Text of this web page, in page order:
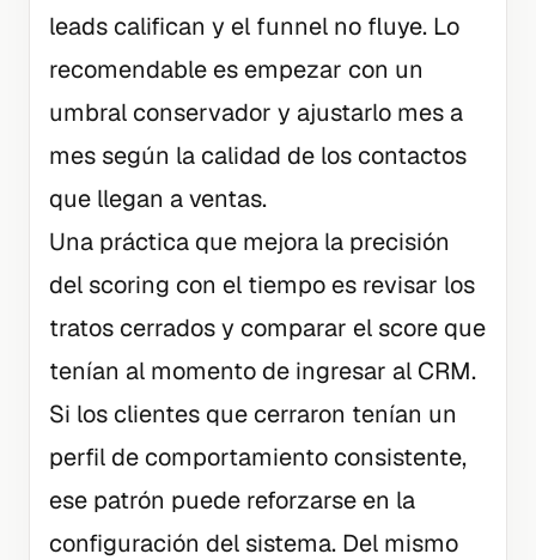
leads califican y el funnel no fluye. Lo
recomendable es empezar con un
umbral conservador y ajustarlo mes a
mes según la calidad de los contactos
que llegan a ventas.
Una práctica que mejora la precisión
del scoring con el tiempo es revisar los
tratos cerrados y comparar el score que
tenían al momento de ingresar al CRM.
Si los clientes que cerraron tenían un
perfil de comportamiento consistente,
ese patrón puede reforzarse en la
configuración del sistema. Del mismo